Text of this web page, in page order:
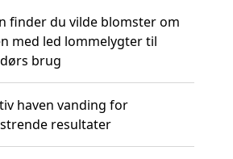
finder du vilde blomster om
med led lommelygter til
brug
haven vanding for
resultater